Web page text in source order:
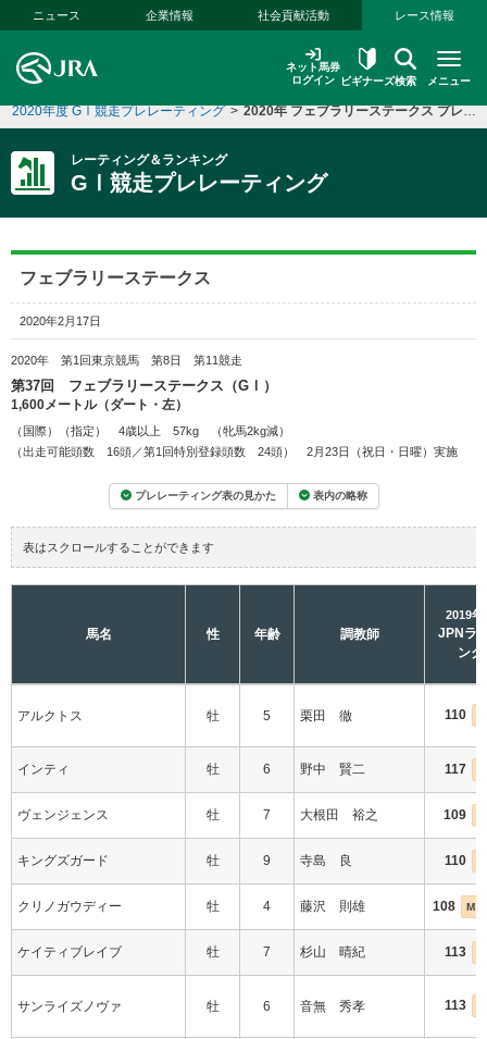
本文へ移動する
ニュース 企業情報 社会貢献活動 レース情報
ネット馬券
ログイン
ビギナーズ検索 メニュー
2020年度 GⅠ競走プレレーティング > 2020年 フェブラリーステークス プレレーティング
レーティング＆ランキング
GⅠ競走プレレーティング
フェブラリーステークス
2020年2月17日
2020年 第1回東京競馬 第8日 第11競走
第37回 フェブラリーステークス（GⅠ）
1,600メートル（ダート・左）
（国際）（指定） 4歳以上 57kg （牝馬2kg減）
（出走可能頭数 16頭／第1回特別登録頭数 24頭） 2月23日（祝日・日曜）実施
プレレーティング表の見かた 表内の略称
表はスクロールすることができます
馬名 性 年齢 調教師
2019年
JPNラ
ング
アルクトス 牡 5 栗田 徹 110
インティ 牡 6 野中 賢二 117
ヴェンジェンス 牡 7 大根田 裕之 109
キングズガード 牡 9 寺島 良 110
クリノガウディー 牡 4 藤沢 則雄 108 M
ケイティブレイブ 牡 7 杉山 晴紀 113
サンライズノヴァ 牡 6 音無 秀孝 113